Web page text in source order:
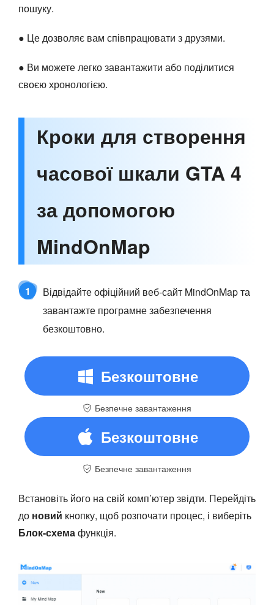
пошуку.
● Це дозволяє вам співпрацювати з друзями.
● Ви можете легко завантажити або поділитися
своєю хронологією.
Кроки для створення
часової шкали GTA 4
за допомогою
MindOnMap
1
Відвідайте офіційний веб-сайт MindOnMap та
завантажте програмне забезпечення
безкоштовно.
Безкоштовне
завантаження
Безпечне завантаження
Безкоштовне
завантаження
Безпечне завантаження
Встановіть його на свій комп’ютер звідти. Перейдіть
до новий кнопку, щоб розпочати процес, і виберіть
Блок-схемафункція.